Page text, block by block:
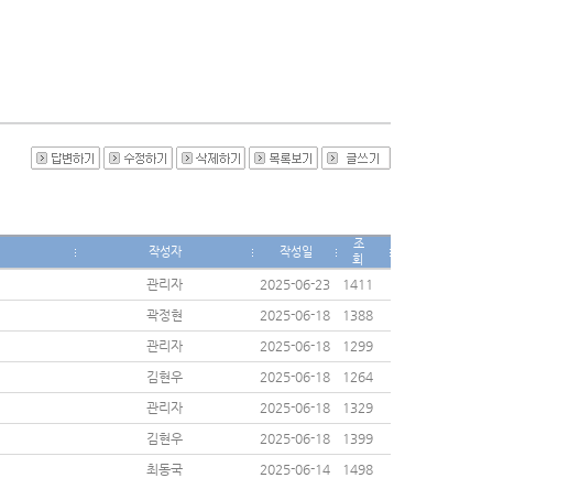
작성자 작성일
조
회
관리자 2025-06-23
1411
곽정현 2025-06-18
1388
관리자 2025-06-18
1299
김현우 2025-06-18
1264
관리자 2025-06-18
1329
김현우 2025-06-18
1399
최동국 2025-06-14
1498